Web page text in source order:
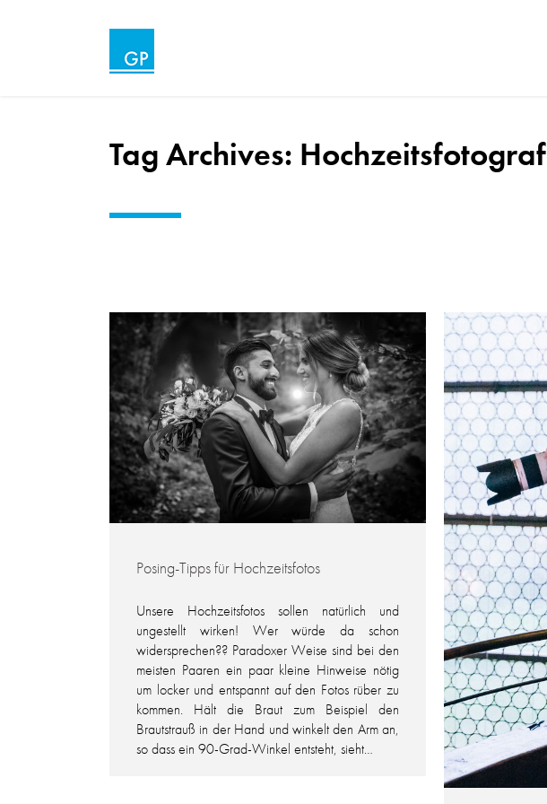
Tag Archives: Hochzeitsfotograf
Posing-Tipps für Hochzeitsfotos
Unsere Hochzeitsfotos sollen natürlich und
ungestellt wirken! Wer würde da schon
widersprechen?? Paradoxer Weise sind bei den
meisten Paaren ein paar kleine Hinweise nötig
um locker und entspannt auf den Fotos rüber zu
kommen. Hält die Braut zum Beispiel den
Brautstrauß in der Hand und winkelt den Arm an,
so dass ein 90-Grad-Winkel entsteht, sieht…